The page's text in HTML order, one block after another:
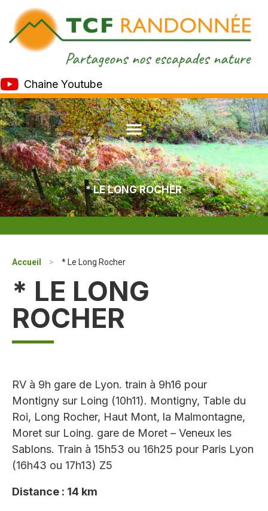
Chaine Youtube
* LE LONG ROCHER
Accueil > * Le Long Rocher
* LE LONG
ROCHER
RV à 9h gare de Lyon. train à 9h16 pour
Montigny sur Loing (10h11). Montigny, Table du
Roi, Long Rocher, Haut Mont, la Malmontagne,
Moret sur Loing. gare de Moret – Veneux les
Sablons. Train à 15h53 ou 16h25 pour Paris Lyon
(16h43 ou 17h13) Z5
Distance : 14 km